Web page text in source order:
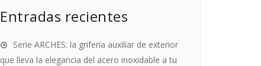
Entradas recientes
Serie ARCHES: la grifería auxiliar de exterior
que lleva la elegancia del acero inoxidable a tu